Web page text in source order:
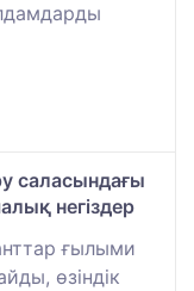
саласындағы
негіздер
ғылыми
өзіндік